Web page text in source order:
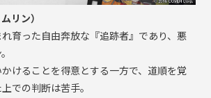
リン）
育った自由奔放な『追跡者』であり、悪
けることを得意とする一方で、道順を覚
での判断は苦手。